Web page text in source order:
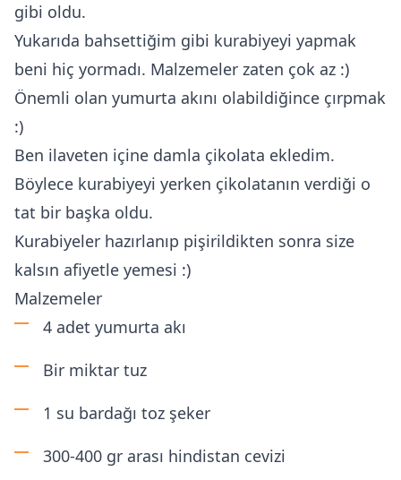
gibi oldu.
Yukarıda bahsettiğim gibi kurabiyeyi yapmak
beni hiç yormadı. Malzemeler zaten çok az :)
Önemli olan yumurta akını olabildiğince çırpmak
:)
Ben ilaveten içine damla çikolata ekledim.
Böylece kurabiyeyi yerken çikolatanın verdiği o
tat bir başka oldu.
Kurabiyeler hazırlanıp pişirildikten sonra size
kalsın afiyetle yemesi :)
Malzemeler
4 adet yumurta akı
Bir miktar tuz
1 su bardağı toz şeker
300-400 gr arası hindistan cevizi